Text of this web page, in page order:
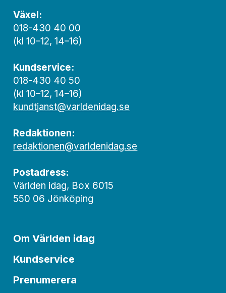
Växel:
018-430 40 00
(kl 10–12, 14–16)
Kundservice:
018-430 40 50
(kl 10–12, 14–16)
kundtjanst@varldenidag.se
Redaktionen:
redaktionen@varldenidag.se
Postadress:
Världen idag, Box 6015
550 06 Jönköping
Om Världen idag
Kundservice
Prenumerera